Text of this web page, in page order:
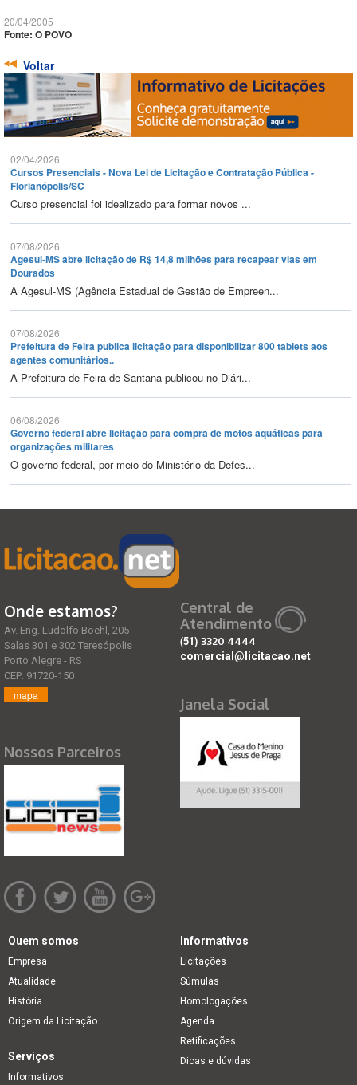
20/04/2005
Fonte: O POVO
Voltar
02/04/2026
Cursos Presenciais - Nova Lei de Licitação e Contratação Pública -
Florianópolis/SC
Curso presencial foi idealizado para formar novos ...
07/08/2026
Agesul-MS abre licitação de R$ 14,8 milhões para recapear vias em
Dourados
A Agesul-MS (Agência Estadual de Gestão de Empreen...
07/08/2026
Prefeitura de Feira publica licitação para disponibilizar 800 tablets aos
agentes comunitários..
A Prefeitura de Feira de Santana publicou no Diári...
06/08/2026
Governo federal abre licitação para compra de motos aquáticas para
organizações militares
O governo federal, por meio do Ministério da Defes...
Onde estamos?
Av. Eng. Ludolfo Boehl, 205
Salas 301 e 302 Teresópolis
Porto Alegre - RS
CEP: 91720-150
mapa
Nossos Parceiros
Central de
Atendimento
(51) 3320 4444
comercial@licitacao.net
Janela Social
Quem somos
Empresa
Atualidade
História
Origem da Licitação
Informativos
Licitações
Súmulas
Homologações
Agenda
Retificações
Dicas e dúvidas
Serviços
Informativos